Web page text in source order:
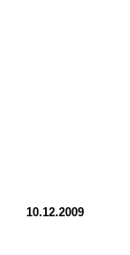
10.12.2009